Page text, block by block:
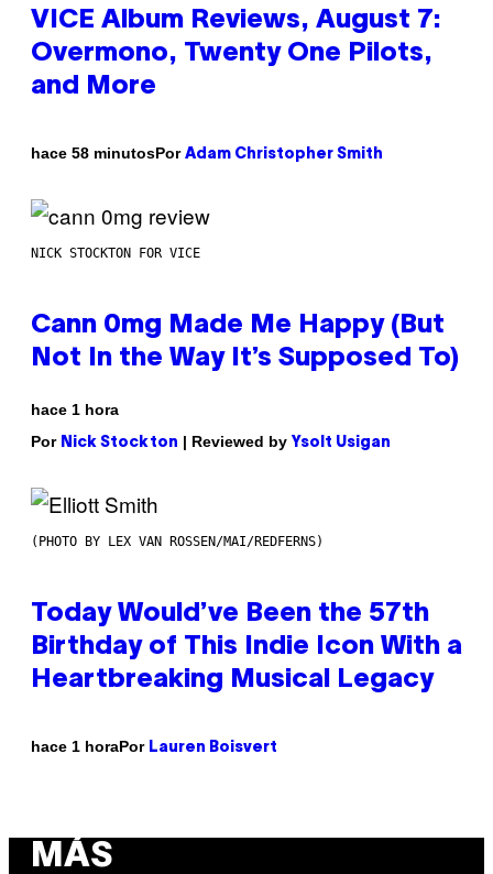
VICE Album Reviews, August 7:
Overmono, Twenty One Pilots,
and More
hace 58 minutosPor Adam Christopher Smith
NICK STOCKTON FOR VICE
Cann 0mg Made Me Happy (But
Not In the Way It’s Supposed To)
hace 1 hora
Por Nick Stockton | Reviewed by Ysolt Usigan
(PHOTO BY LEX VAN ROSSEN/MAI/REDFERNS)
Today Would’ve Been the 57th
Birthday of This Indie Icon With a
Heartbreaking Musical Legacy
hace 1 horaPor Lauren Boisvert
MÁS